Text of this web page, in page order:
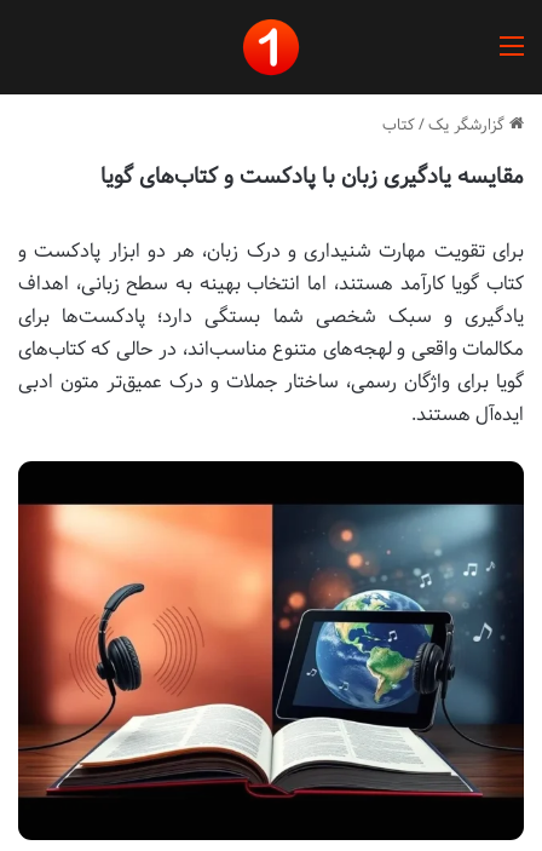
گزارشگر یک/کتاب
مقایسه یادگیری زبان با پادکست و کتاب‌های گویا
برای تقویت مهارت شنیداری و درک زبان، هر دو ابزار پادکست و
کتاب گویا کارآمد هستند، اما انتخاب بهینه به سطح زبانی، اهداف
یادگیری و سبک شخصی شما بستگی دارد؛ پادکست‌ها برای
مکالمات واقعی و لهجه‌های متنوع مناسب‌اند، در حالی که کتاب‌های
گویا برای واژگان رسمی، ساختار جملات و درک عمیق‌تر متون ادبی
ایده‌آل هستند.